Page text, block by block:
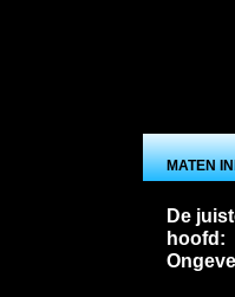
MATEN
De
hoofd: